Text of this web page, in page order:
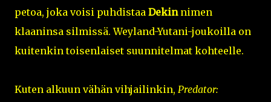
petoa, joka voisi puhdistaa Dekin nimen
klaaninsa silmissä. Weyland-Yutani-joukoilla on
kuitenkin toisenlaiset suunnitelmat kohteelle.
Kuten alkuun vähän vihjailinkin, Predator: